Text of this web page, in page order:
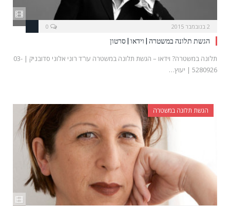
2 בנובמבר 2015
הגשת תלונה במשטרה | וידאו | סרטון
תלונה במשטרה? וידאו – הגשת תלונה במשטרה עו"ד רוני אלוני סדובניק | 03-
5280926 | יעוץ…
הגשת תלונה במשטרה